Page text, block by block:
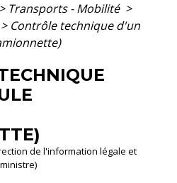
> Transports - Mobilité >
> Contrôle technique d'un
de l'information légale et